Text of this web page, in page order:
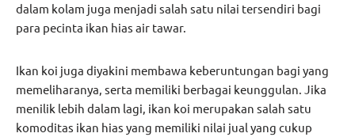
dalam kolam juga menjadi salah satu nilai tersendiri bagi
para pecinta ikan hias air tawar.
Ikan koi juga diyakini membawa keberuntungan bagi yang
memeliharanya, serta memiliki berbagai keunggulan. Jika
menilik lebih dalam lagi, ikan koi merupakan salah satu
komoditas ikan hias yang memiliki nilai jual yang cukup